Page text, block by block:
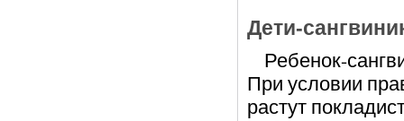
Дети-
Ребенок-
При условии
растут